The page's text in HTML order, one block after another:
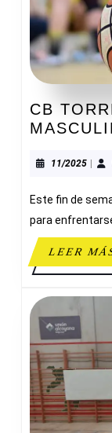
CB
11/202511/
Este fin de
para
LEER